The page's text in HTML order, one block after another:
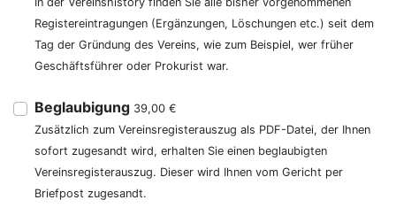
Registereintragungen (Ergänzungen, Löschungen etc.) seit dem
Tag der Gründung des Vereins, wie zum Beispiel, wer früher
Geschäftsführer oder Prokurist war.
Beglaubigung 39,00 €
Zusätzlich zum Vereinsregisterauszug als PDF-Datei, der Ihnen
sofort zugesandt wird, erhalten Sie einen beglaubigten
Vereinsregisterauszug. Dieser wird Ihnen vom Gericht per
Briefpost zugesandt.